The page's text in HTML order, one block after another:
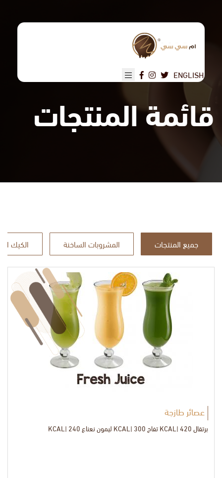
المحتوى
ENGLISH
قائمة المنتجات
جميع المنتجات المشروبات الساخنة الكيك
عصائر طازجة
برتقال 420 |KCAL تفاح 300 |KCAL ليمون نعناع 240 |KCAL